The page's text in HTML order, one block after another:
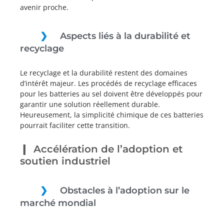
avenir proche.
Aspects liés à la durabilité et
recyclage
Le recyclage et la durabilité restent des domaines
d’intérêt majeur. Les procédés de recyclage efficaces
pour les batteries au sel doivent être développés pour
garantir une solution réellement durable.
Heureusement, la simplicité chimique de ces batteries
pourrait faciliter cette transition.
Accélération de l’adoption et
soutien industriel
Obstacles à l’adoption sur le
marché mondial